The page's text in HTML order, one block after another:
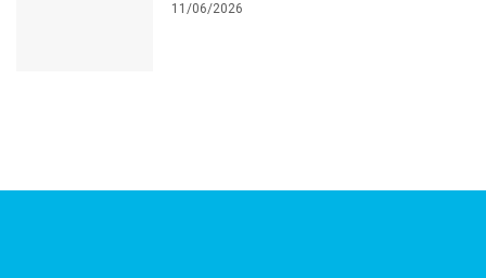
11/06/2026